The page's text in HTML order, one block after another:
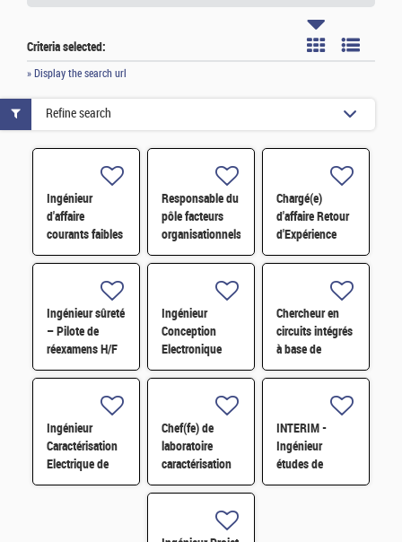
Criteria selected:
» Display the search url
Ingénieur
d'affaire
courants faibles
de sécurité H/F
Responsable du
pôle facteurs
organisationnels
humains H/F
Chargé(e)
d'affaire Retour
d'Expérience
(REX) en sûreté
Ingénieur sûreté
– Pilote de
réexamens H/F
Ingénieur
Conception
Electronique
H/F
Chercheur en
circuits intégrés
à base de
mémoires
Ingénieur
Caractérisation
Electrique de
composants
Chef(fe) de
laboratoire
caractérisation
matériaux H/F
INTERIM -
Ingénieur
études de
sécurité H/F
Refine search